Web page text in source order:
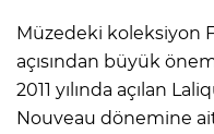
Müzedeki koleksiyon
açısından büyük
2011 yılında açılan
Nouveau dönemine